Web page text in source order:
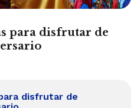
para disfrutar de
disfrutar de